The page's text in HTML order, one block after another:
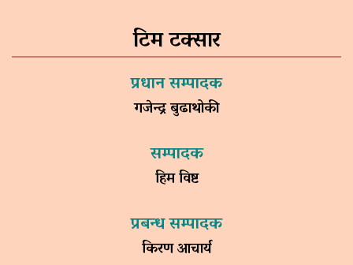
टिम टक्सार
प्रधान सम्पादक
गजेन्द्र बुढाथोकी
सम्पादक
हिम विष्ट
प्रबन्ध सम्पादक
किरण आचार्य